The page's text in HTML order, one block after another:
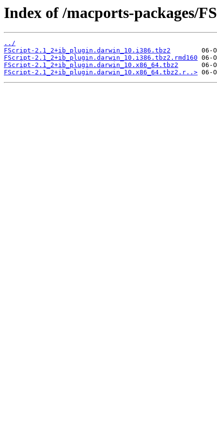
Index of /macports-packages/
../
FScript-2.1_2+ib_plugin.darwin_10.i386.tbz2
FScript-2.1_2+ib_plugin.darwin_10.i386.tbz2.rmd160
FScript-2.1_2+ib_plugin.darwin_10.x86_64.tbz2
FScript-2.1_2+ib_plugin.darwin_10.x86_64.tbz2.r..>